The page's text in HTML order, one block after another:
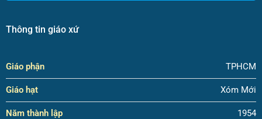
Thông tin giáo xứ
Giáo phận TPHCM
Giáo hạt Xóm Mới
Năm thành lập 1954